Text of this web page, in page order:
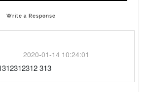
Write a Response
2020-01-14 10:24:01
313